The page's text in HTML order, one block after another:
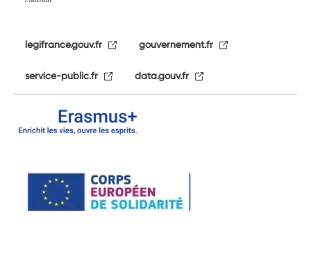
legifrance.gouv.fr gouvernement.fr
service-public.fr data.gouv.fr